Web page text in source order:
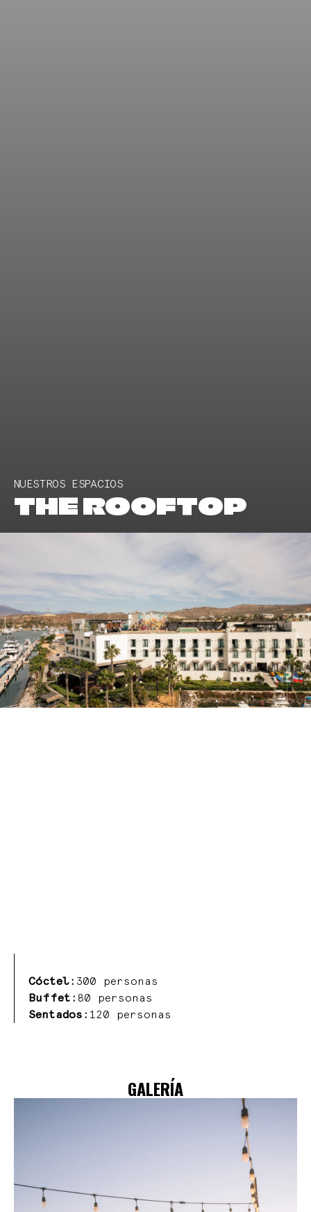
NUESTROS ESPACIOS
THE ROOFTOP
Cóctel: 300 personas
Buffet: 80 personas
Sentados: 120 personas
GALERÍA